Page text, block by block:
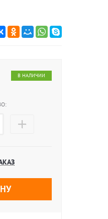
В НАЛИЧИИ